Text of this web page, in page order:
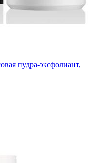
пудра-эксфолиант,